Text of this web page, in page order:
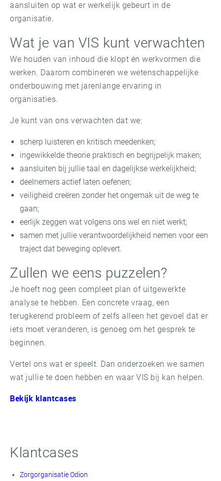
Klantcases
Zorgorganisatie Odion
aansluiten op wat er werkelijk gebeurt in de
organisatie.
Wat je van VIS kunt verwachten
We houden van inhoud die klopt én werkvormen die
werken. Daarom combineren we wetenschappelijke
onderbouwing met jarenlange ervaring in
organisaties.
Je kunt van ons verwachten dat we:
scherp luisteren en kritisch meedenken;
ingewikkelde theorie praktisch en begrijpelijk maken;
aansluiten bij jullie taal en dagelijkse werkelijkheid;
deelnemers actief laten oefenen;
veiligheid creëren zonder het ongemak uit de weg te
gaan;
eerlijk zeggen wat volgens ons wel en niet werkt;
samen met jullie verantwoordelijkheid nemen voor een
traject dat beweging oplevert.
Zullen we eens puzzelen?
Je hoeft nog geen compleet plan of uitgewerkte
analyse te hebben. Een concrete vraag, een
terugkerend probleem of zelfs alleen het gevoel dat er
iets moet veranderen, is genoeg om het gesprek te
beginnen.
Vertel ons wat er speelt. Dan onderzoeken we samen
wat jullie te doen hebben en waar VIS bij kan helpen.
Bekijk klantcases